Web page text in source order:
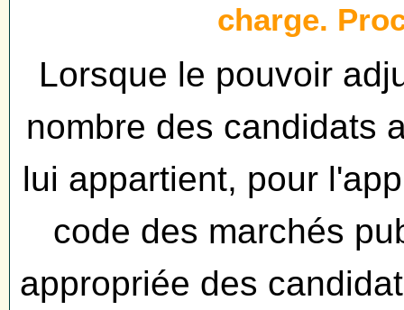
charge.
Lorsque le pouvoir
nombre des candidats
lui appartient, pour
code des marchés
appropriée des